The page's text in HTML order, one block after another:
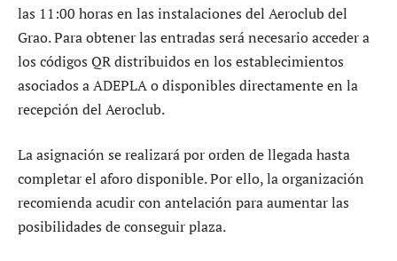
las 11:00 horas en las instalaciones del Aeroclub del
Grao. Para obtener las entradas será necesario acceder a
los códigos QR distribuidos en los establecimientos
asociados a ADEPLA o disponibles directamente en la
recepción del Aeroclub.
La asignación se realizará por orden de llegada hasta
completar el aforo disponible. Por ello, la organización
recomienda acudir con antelación para aumentar las
posibilidades de conseguir plaza.